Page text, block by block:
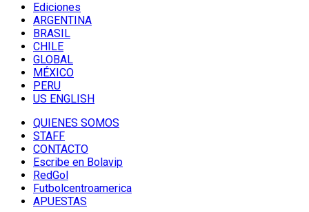
Ediciones
ARGENTINA
BRASIL
CHILE
GLOBAL
MÉXICO
PERU
US ENGLISH
QUIENES SOMOS
STAFF
CONTACTO
Escribe en Bolavip
RedGol
Futbolcentroamerica
APUESTAS